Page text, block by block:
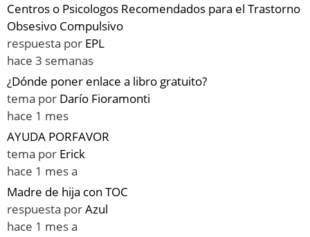
Centros o Psicologos Recomendados para el Trastorno
Obsesivo Compulsivo
respuesta por EPL
hace 3 semanas
¿Dónde poner enlace a libro gratuito?
tema por Darío Fioramonti
hace 1 mes
AYUDA PORFAVOR
tema por Erick
hace 1 mes a
Madre de hija con TOC
respuesta porAzul
hace 1 mes a